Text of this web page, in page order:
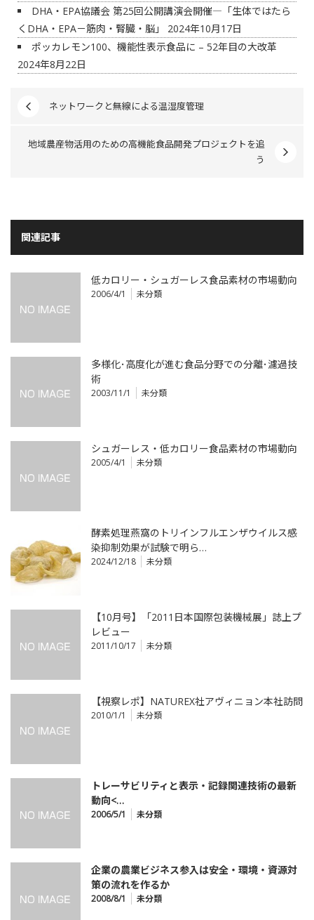
DHA・EPA協議会 第25回公開講演会開催―「生体ではたら
くDHA・EPA－筋肉・腎臓・脳」
2024年10月17日
ポッカレモン100、機能性表示食品に – 52年目の大改革
2024年8月22日
ネットワークと無線による温湿度管理
地域農産物活用のための高機能食品開発プロジェクトを追
う
関連記事
低カロリー・シュガーレス食品素材の市場動向
2006/4/1 未分類
多様化･高度化が進む食品分野での分離･濾過技
術
2003/11/1 未分類
シュガーレス・低カロリー食品素材の市場動向
2005/4/1 未分類
酵素処理燕窩のトリインフルエンザウイルス感
染抑制効果が試験で明ら…
2024/12/18 未分類
【10月号】「2011日本国際包装機械展」誌上プ
レビュー
2011/10/17 未分類
【視察レポ】NATUREX社アヴィニョン本社訪問
2010/1/1 未分類
トレーサビリティと表示・記録関連技術の最新
動向<…
2006/5/1 未分類
企業の農業ビジネス参入は安全・環境・資源対
策の流れを作るか
2008/8/1 未分類